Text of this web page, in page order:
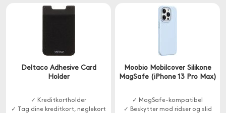
Deltaco Adhesive Card
Holder
✓ Kreditkortholder
✓ Tag dine kreditkort, nøglekort
Moobio Mobilcover Silikone
MagSafe (iPhone 13 Pro Max)
✓ MagSafe-kompatibel
✓ Beskytter mod ridser og slid